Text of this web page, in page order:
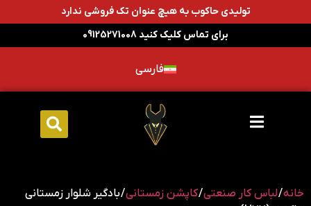
تولیدی حاکوب به هیچ عنوان تک فروشی ندارد
برای تماس کلیک کنید 09125271008
فارسی
خانه/لباس کار صنعتی/کاپشن زمستانی/ بادگیر شلوار زمستانی